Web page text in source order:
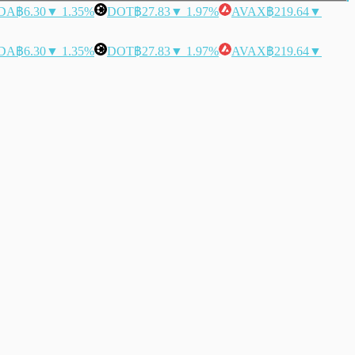
฿6.30▼ 1.35% DOT฿27.83▼ 1.97% AVAX฿219.64▼
฿6.30▼ 1.35% DOT฿27.83▼ 1.97% AVAX฿219.64▼